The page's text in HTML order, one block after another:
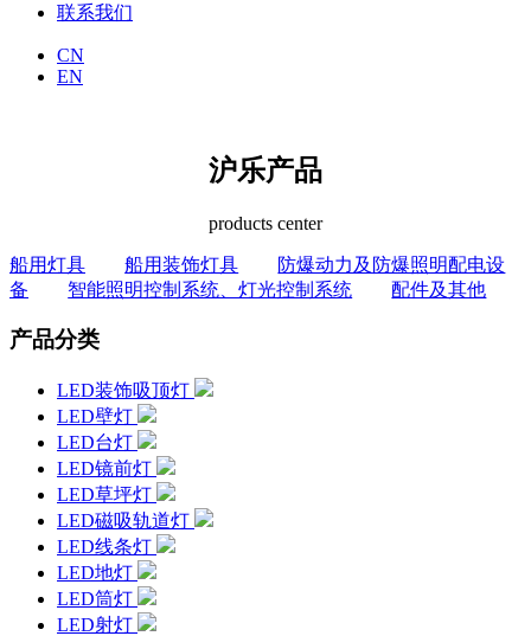
联系我们
CN
EN
沪乐产品
products center
船用灯具 船用装饰灯具
防爆动力及防爆照明配电设
备
智能照明控制系统、灯光控制系统 配件及其他
产品分类
LED装饰吸顶灯
LED壁灯
LED台灯
LED镜前灯
LED草坪灯
LED磁吸轨道灯
LED线条灯
LED地灯
LED筒灯
LED射灯